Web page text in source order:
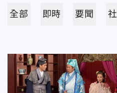
全部 即時 要聞